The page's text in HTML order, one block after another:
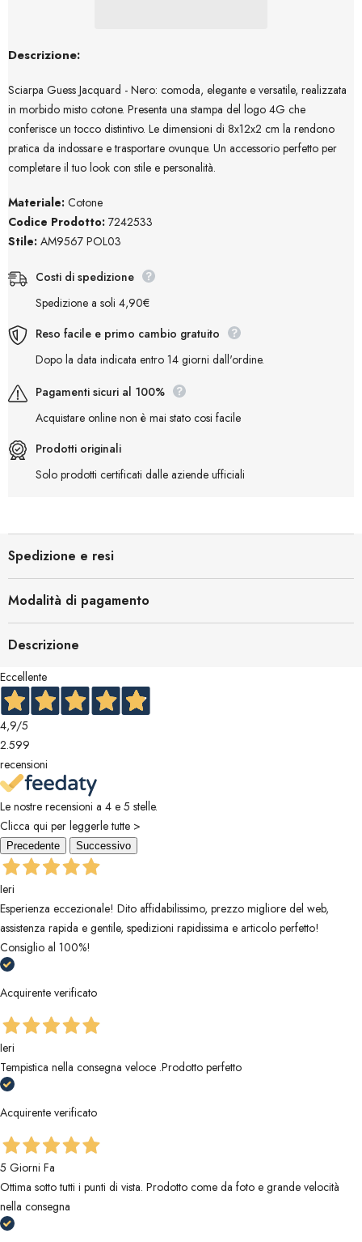
Descrizione:
Sciarpa Guess Jacquard - Nero: comoda, elegante e versatile, realizzata
in morbido misto cotone. Presenta una stampa del logo 4G che
conferisce un tocco distintivo. Le dimensioni di 8x12x2 cm la rendono
pratica da indossare e trasportare ovunque. Un accessorio perfetto per
completare il tuo look con stile e personalità.
Materiale: Cotone
Codice Prodotto: 7242533
Stile: AM9567 POL03
Costi di spedizione
Spedizione a soli 4,90€
Reso facile e primo cambio gratuito
Dopo la data indicata entro 14 giorni dall'ordine.
Pagamenti sicuri al 100%
Acquistare online non è mai stato cosi facile
Prodotti originali
Solo prodotti certificati dalle aziende ufficiali
Spedizione e resi
Modalità di pagamento
Descrizione
Eccellente
4,9/5
2.599
recensioni
Le nostre recensioni a 4 e 5 stelle.
Clicca qui per leggerle tutte >
Precedente Successivo
Ieri
Esperienza eccezionale! Dito affidabilissimo, prezzo migliore del web,
assistenza rapida e gentile, spedizioni rapidissima e articolo perfetto!
Consiglio al 100%!
Acquirente verificato
Ieri
Tempistica nella consegna veloce .Prodotto perfetto
Acquirente verificato
5 Giorni Fa
Ottima sotto tutti i punti di vista. Prodotto come da foto e grande velocità
nella consegna